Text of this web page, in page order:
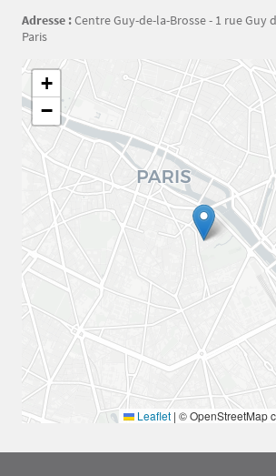
Adresse :Centre Guy-de-la-Brosse - 1 rue Guy
Paris
Géolocalisation
+
−
Leaflet | © OpenStreetMap